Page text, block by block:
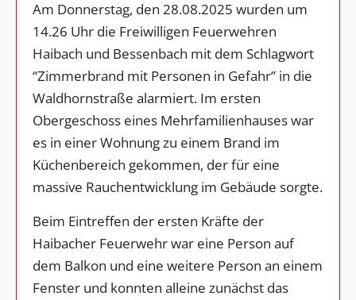
Am Donnerstag, den 28.08.2025 wurden um
14.26 Uhr die Freiwilligen Feuerwehren
Haibach und Bessenbach mit dem Schlagwort
“Zimmerbrand mit Personen in Gefahr” in die
Waldhornstraße alarmiert. Im ersten
Obergeschoss eines Mehrfamilienhauses war
es in einer Wohnung zu einem Brand im
Küchenbereich gekommen, der für eine
massive Rauchentwicklung im Gebäude sorgte.
Beim Eintreffen der ersten Kräfte der
Haibacher Feuerwehr war eine Person auf
dem Balkon und eine weitere Person an einem
Fenster und konnten alleine zunächst das